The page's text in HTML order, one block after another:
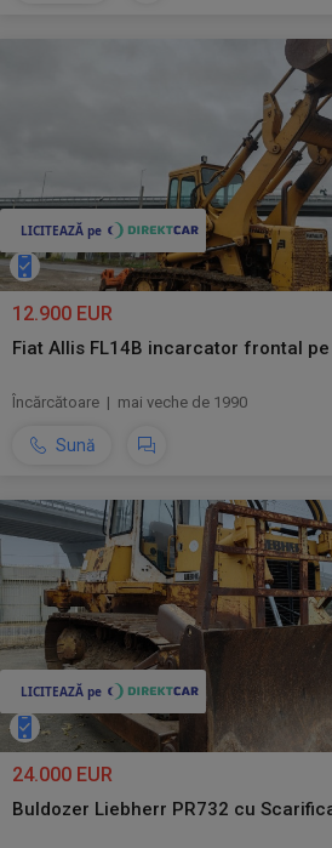
12.900 EUR
Fiat Allis FL14B incarcator frontal
Încărcătoare | mai veche de 1990
Sună
24.000 EUR
Buldozer Liebherr PR732 cu